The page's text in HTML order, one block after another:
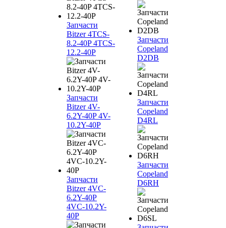
Запчасти
Bitzer 4TCS-
8.2-40P 4TCS-
12.2-40P
Запчасти
Bitzer 4V-
6.2Y-40P 4V-
10.2Y-40P
Запчасти
Bitzer 4VC-
6.2Y-40P
4VC-10.2Y-
40P
Запчасти
Copeland
D2DB
Запчасти
Copeland
D4RL
Запчасти
Copeland
D6RH